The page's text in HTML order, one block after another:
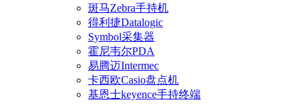
斑马Zebra手持机
得利捷Datalogic
Symbol采集器
霍尼韦尔PDA
易腾迈Intermec
卡西欧Casio盘点机
基恩士keyence手持终端